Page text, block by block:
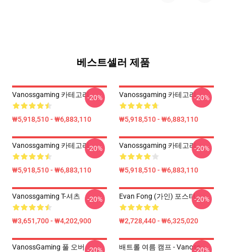
베스트셀러 제품
Vanossgaming 카테고리
₩5,918,510 - ₩6,883,110
-20% Vanossgaming 카테고리
₩5,918,510 - ₩6,883,110
-20%
Vanossgaming 카테고리
₩5,918,510 - ₩6,883,110
-20% Vanossgaming 카테고리
₩5,918,510 - ₩6,883,110
-20%
Vanossgaming T-셔츠
₩3,651,700 - ₩4,202,900
-20% Evan Fong (가인) 포스터
₩2,728,440 - ₩6,325,020
-20%
VanossGaming 풀 오버 -20%
배트롤 여름 캠프 - Vanoss-20%